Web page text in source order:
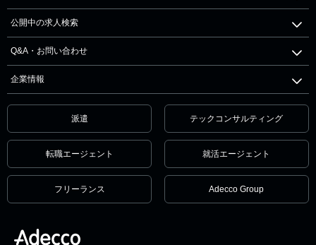
公開中の求人検索
Q&A・お問い合わせ
企業情報
派遣 テックコンサルティング
転職エージェント 就活エージェント
フリーランス Adecco Group